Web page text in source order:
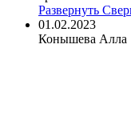
Развернуть
01.02.2023
Конышева Алла